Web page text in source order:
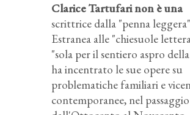
Clarice Tartufari non è una
scrittrice dalla "penna
Estranea alle "chiesuole
"sola per il sentiero aspro
ha incentrato le sue opere su
problematiche familiari e
contemporanee, nel passaggio